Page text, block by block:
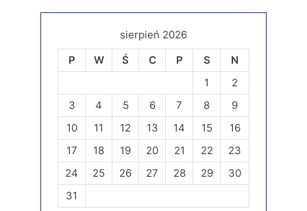
sierpień 2026
P
W Ś C P S
N
1
2
3
4 5 6 7 8
9
10
11 12 13 14 15
16
17
18 19 20 21 22
23
24
25 26 27 28 29
30
31